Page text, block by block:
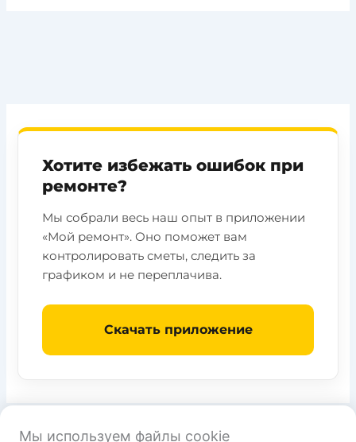
Хотите избежать ошибок при
ремонте?
Мы собрали весь наш опыт в приложении
«Мой ремонт». Оно поможет вам
контролировать сметы, следить за
графиком и не переплачива.
Скачать приложение
Мы используем файлы cookie